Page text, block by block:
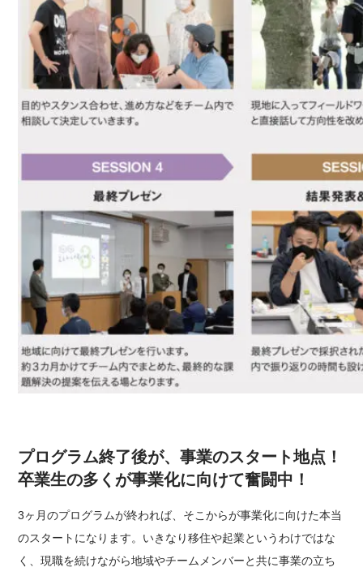
プログラム終了後が、事業のスタート地点！
卒業生の多くが事業化に向けて奮闘中！
3ヶ月のプログラムが終われば、そこからが事業化に向けた本当
のスタートになります。いきなり移住や起業というわけではな
く、現職を続けながら地域やチームメンバーと共に事業の立ち